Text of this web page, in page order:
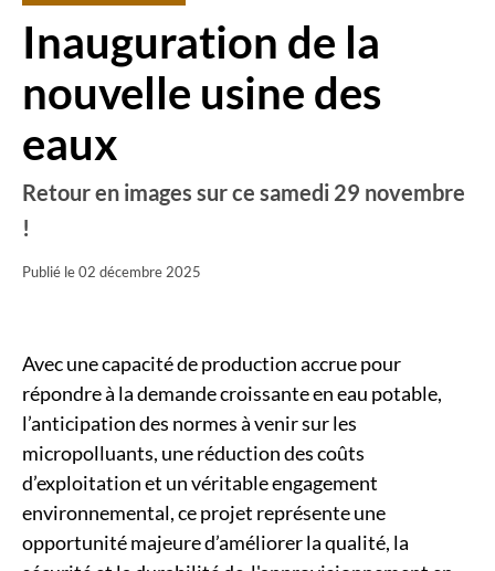
Inauguration de la
nouvelle usine des
eaux
Retour en images sur ce samedi 29 novembre
!
Publié le02 décembre 2025
Avec une capacité de production accrue pour
répondre à la demande croissante en eau potable,
l’anticipation des normes à venir sur les
micropolluants, une réduction des coûts
d’exploitation et un véritable engagement
environnemental, ce projet représente une
opportunité majeure d’améliorer la qualité, la